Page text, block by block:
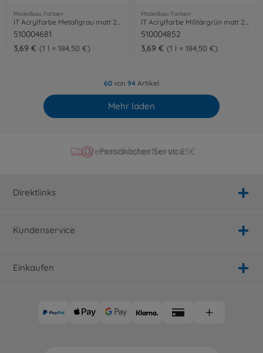
Modellbau Farben
510004681
3,69 €
1 l = 184,50 €
Modellbau Farben
510004852
3,69 €
1 l = 184,50 €
60 von 94 Artikel
Mehr laden
Offizieller Hersteller Shop
Persönlicher Service
Versandkostenfrei ab 25€
Schnelle Lieferung
Direktlinks
Kundenservice
Einkaufen